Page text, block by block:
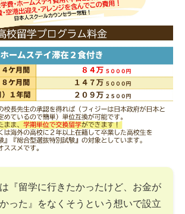
『留学に行きたかったけど、お金が
った』をなくそうという想いで設立